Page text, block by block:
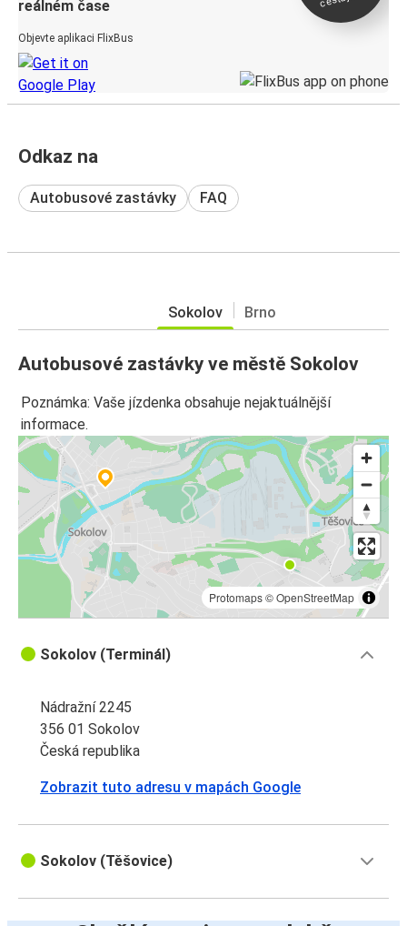
reálném čase
Objevte aplikaci FlixBus
Odkaz na
Autobusové zastávky FAQ
Sokolov Brno
Autobusové zastávky ve městě Sokolov
Poznámka: Vaše jízdenka obsahuje nejaktuálnější
informace.
Protomaps©OpenStreetMap
Sokolov (Terminál)
Nádražní 2245
356 01 Sokolov
Česká republika
Zobrazit tuto adresu v mapách Google
Sokolov (Těšovice)